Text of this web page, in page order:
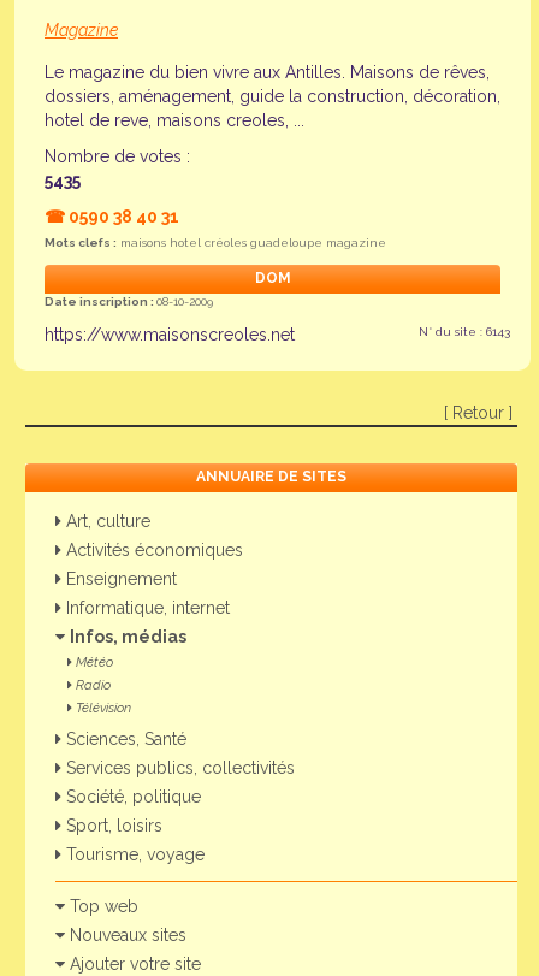
Magazine
Le magazine du bien vivre aux Antilles. Maisons de rêves,
dossiers, aménagement, guide la construction, décoration,
hotel de reve, maisons creoles, ...
Nombre de votes :
5435
☎ 0590 38 40 31
Mots clefs : maisons hotel créoles guadeloupe magazine
DOM
Date inscription : 08-10-2009
N° du site : 6143
https://www.maisonscreoles.net
[ Retour ]
ANNUAIRE DE SITES
Art, culture
Activités économiques
Enseignement
Informatique, internet
Infos, médias
Météo
Radio
Télévision
Sciences, Santé
Services publics, collectivités
Société, politique
Sport, loisirs
Tourisme, voyage
Top web
Nouveaux sites
Ajouter votre site